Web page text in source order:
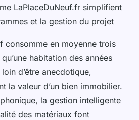
LaPlaceDuNeuf.fr simplifient
et la gestion du projet
consomme en moyenne trois
habitation des années
d’être anecdotique,
la valeur d’un bien immobilier.
la gestion intelligente
des matériaux font